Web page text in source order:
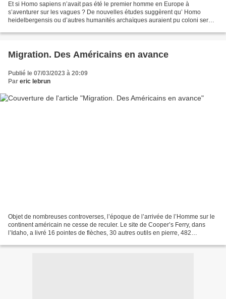
Et si Homo sapiens n’avait pas été le premier homme en Europe à
s’aventurer sur les vagues ? De nouvelles études suggèrent qu’ Homo
heidelbergensis ou d’autres humanités archaïques auraient pu coloni ser
Migration. Des Américains en avance
Publié le 07/03/2023 à 20:09
Par eric lebrun
Objet de nombreuses controverses, l’époque de l’arrivée de l’Homme sur le
continent américain ne cesse de reculer. Le site de Cooper’s Ferry, dans
l’Idaho, a livré 16 pointes de flèches, 30 autres outils en pierre, 482